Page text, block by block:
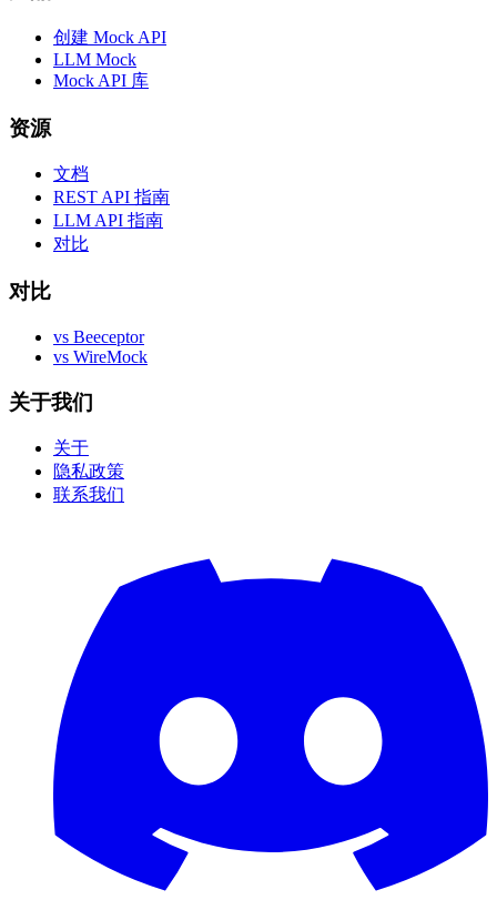
创建 Mock API
LLM Mock
Mock API 库
资源
文档
REST API 指南
LLM API 指南
对比
对比
vs Beeceptor
vs WireMock
关于我们
关于
隐私政策
联系我们